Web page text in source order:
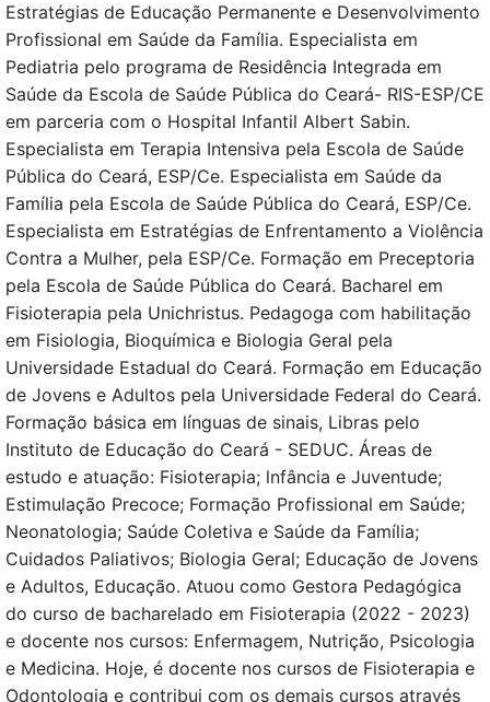
Estratégias de Educação Permanente e Desenvolvimento
Profissional em Saúde da Família. Especialista em
Pediatria pelo programa de Residência Integrada em
Saúde da Escola de Saúde Pública do Ceará- RIS-ESP/CE
em parceria com o Hospital Infantil Albert Sabin.
Especialista em Terapia Intensiva pela Escola de Saúde
Pública do Ceará, ESP/Ce. Especialista em Saúde da
Família pela Escola de Saúde Pública do Ceará, ESP/Ce.
Especialista em Estratégias de Enfrentamento a Violência
Contra a Mulher, pela ESP/Ce. Formação em Preceptoria
pela Escola de Saúde Pública do Ceará. Bacharel em
Fisioterapia pela Unichristus. Pedagoga com habilitação
em Fisiologia, Bioquímica e Biologia Geral pela
Universidade Estadual do Ceará. Formação em Educação
de Jovens e Adultos pela Universidade Federal do Ceará.
Formação básica em línguas de sinais, Libras pelo
Instituto de Educação do Ceará - SEDUC. Áreas de
estudo e atuação: Fisioterapia; lnfância e Juventude;
Estimulação Precoce; Formação Profissional em Saúde;
Neonatologia; Saúde Coletiva e Saúde da Família;
Cuidados Paliativos; Biologia Geral; Educação de Jovens
e Adultos, Educação. Atuou como Gestora Pedagógica
do curso de bacharelado em Fisioterapia (2022 - 2023)
e docente nos cursos: Enfermagem, Nutrição, Psicologia
e Medicina. Hoje, é docente nos cursos de Fisioterapia e
Odontologia e contribui com os demais cursos através